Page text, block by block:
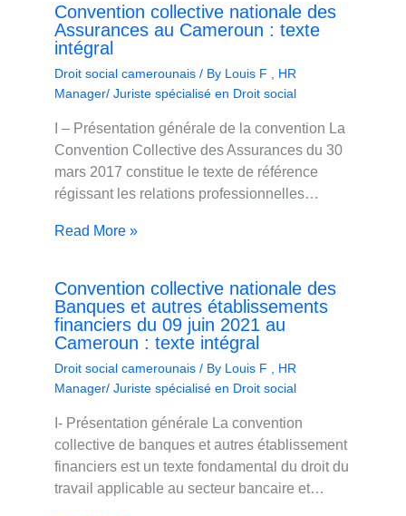
Convention collective nationale des
Assurances au Cameroun : texte
intégral
Droit social camerounais / By Louis F , HR
Manager/ Juriste spécialisé en Droit social
I – Présentation générale de la convention La
Convention Collective des Assurances du 30
mars 2017 constitue le texte de référence
régissant les relations professionnelles…
Read More »
Convention collective nationale des
Banques et autres établissements
financiers du 09 juin 2021 au
Cameroun : texte intégral
Droit social camerounais / By Louis F , HR
Manager/ Juriste spécialisé en Droit social
I- Présentation générale La convention
collective de banques et autres établissement
financiers est un texte fondamental du droit du
travail applicable au secteur bancaire et…